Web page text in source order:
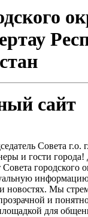
сайт
Совета г.о.
и гости
городского
новостях. Мы
и
для